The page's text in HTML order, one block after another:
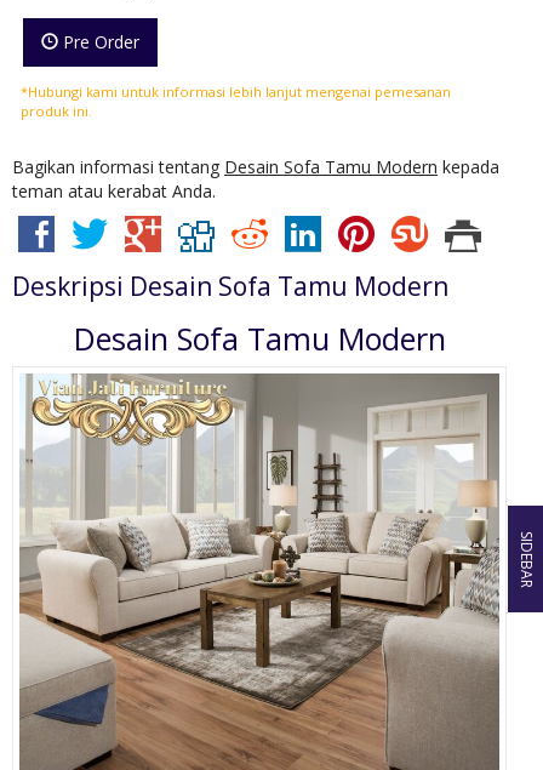
Pre Order
*Hubungi kami untuk informasi lebih lanjut mengenai pemesanan
produk ini.
Bagikan informasi tentang Desain Sofa Tamu Modern kepada
teman atau kerabat Anda.
Deskripsi Desain Sofa Tamu Modern
Desain Sofa Tamu Modern
SIDEBAR